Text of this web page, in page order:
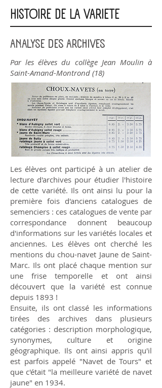
HISTOIRE DE LA VARIETE
ANALYSE DES ARCHIVES
Par les élèves du collège Jean Moulin à
Saint-Amand-Montrond (18)
Les élèves ont participé à un atelier de
lecture d'archives pour étudier l'histoire
de cette variété. Ils ont ainsi lu pour la
première fois d'anciens catalogues de
semenciers : ces catalogues de vente par
correspondance donnent beaucoup
d'informations sur les variétés locales et
anciennes. Les élèves ont cherché les
mentions du chou-navet Jaune de Saint-
Marc. Ils ont placé chaque mention sur
une frise temporelle et ont ainsi
découvert que la variété est connue
depuis 1893 !
Ensuite, ils ont classé les informations
tirées des archives dans plusieurs
catégories : description morphologique,
synonymes, culture et origine
géographique. Ils ont ainsi appris qu'il
est parfois appelé "Navet de Tours" et
que c'était "la meilleure variété de navet
jaune" en 1934.